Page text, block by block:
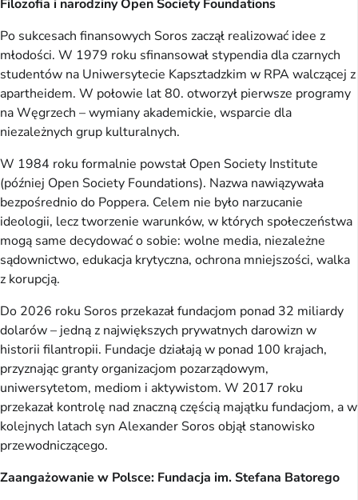
Filozofia i narodziny Open Society Foundations
Po sukcesach finansowych Soros zaczął realizować idee z
młodości. W 1979 roku sfinansował stypendia dla czarnych
studentów na Uniwersytecie Kapsztadzkim w RPA walczącej z
apartheidem. W połowie lat 80. otworzył pierwsze programy
na Węgrzech – wymiany akademickie, wsparcie dla
niezależnych grup kulturalnych.
W 1984 roku formalnie powstał Open Society Institute
(później Open Society Foundations). Nazwa nawiązywała
bezpośrednio do Poppera. Celem nie było narzucanie
ideologii, lecz tworzenie warunków, w których społeczeństwa
mogą same decydować o sobie: wolne media, niezależne
sądownictwo, edukacja krytyczna, ochrona mniejszości, walka
z korupcją.
Do 2026 roku Soros przekazał fundacjom ponad 32 miliardy
dolarów – jedną z największych prywatnych darowizn w
historii filantropii. Fundacje działają w ponad 100 krajach,
przyznając granty organizacjom pozarządowym,
uniwersytetom, mediom i aktywistom. W 2017 roku
przekazał kontrolę nad znaczną częścią majątku fundacjom, a w
kolejnych latach syn Alexander Soros objął stanowisko
przewodniczącego.
Zaangażowanie w Polsce: Fundacja im. Stefana Batorego